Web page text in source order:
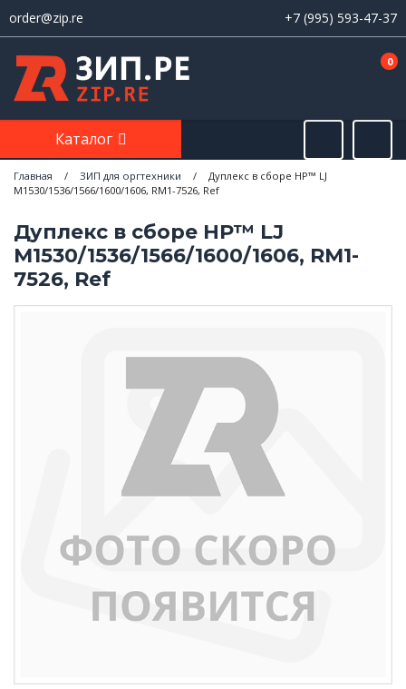
order@zip.re +7 (995) 593-47-37
0
Каталог
Главная / ЗИП для оргтехники /
Дуплекс в сборе HP™ LJ
M1530/1536/1566/1600/1606, RM1-7526, Ref
Дуплекс в сборе HP™ LJ
M1530/1536/1566/1600/1606, RM1-
7526, Ref